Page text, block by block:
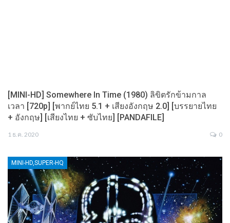
[MINI-HD] Somewhere In Time (1980) ลิขิตรักข้ามกาล
เวลา [720p] [พากย์ไทย 5.1 + เสียงอังกฤษ 2.0] [บรรยายไทย
+ อังกฤษ] [เสียงไทย + ซับไทย] [PANDAFILE]
1 ธ.ค. 2020 0
MINI-HD,SUPER-HQ